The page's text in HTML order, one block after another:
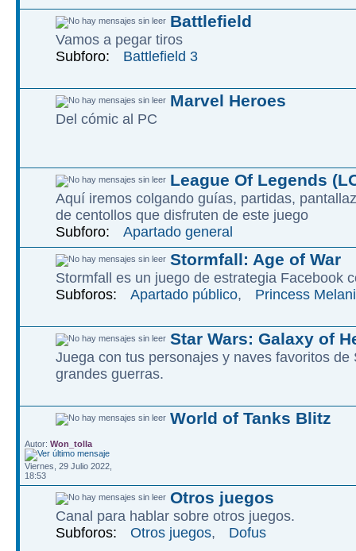
Battlefield
Vamos a pegar tiros
Subforo:
Battlefield 3
Marvel Heroes
Del cómic al PC
League Of Legends
Aquí iremos colgando guías, partidas,
de centollos que disfruten de este juego
Subforo:
Apartado general
Stormfall: Age of War
Stormfall es un juego de estrategia Facebook
Subforos:
Apartado público, Princess
Star Wars: Galaxy of
Juega con tus personajes y naves favoritos
grandes guerras.
World of Tanks Blitz
Autor: Won_tolla
Viernes, 29 Julio 2022,
18:53
Otros juegos
Canal para hablar sobre otros juegos.
Subforos:
Otros juegos, Dofus